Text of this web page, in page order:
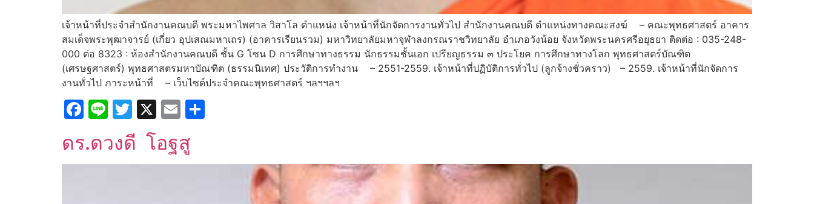
เจ้าหน้าที่ประจำสำนักงานคณบดี พระมหาไพศาล วิสาโล ตำแหน่ง เจ้าหน้าที่นักจัดการงานทั่วไป สำนักงานคณบดี ตำแหน่งทางคณะสงฆ์ – คณะพุทธศาสตร์ อาคาร
สมเด็จพระพุฒาจารย์ (เกี่ยว อุปเสณมหาเถร) (อาคารเรียนรวม) มหาวิทยาลัยมหาจุฬาลงกรณราชวิทยาลัย อำเภอวังน้อย จังหวัดพระนครศรีอยุธยา ติดต่อ : 035-248-
000 ต่อ 8323 : ห้องสำนักงานคณบดี ชั้น G โซน D การศึกษาทางธรรม นักธรรมชั้นเอก เปรียญธรรม ๓ ประโยค การศึกษาทางโลก พุทธศาสตร์บัณฑิต
(เศรษฐศาสตร์) พุทธศาสตรมหาบัณฑิต (ธรรมนิเทศ) ประวัติการทำงาน – 2551-2559. เจ้าหน้าที่ปฏิบัติการทั่วไป (ลูกจ้างชั่วคราว) – 2559. เจ้าหน้าที่นักจัดการ
งานทั่วไป ภาระหน้าที่ – เว็บไซด์ประจำคณะพุทธศาสตร์ ฯลฯฯลฯ
Facebook
LineTwitter
X Email
ดร.ดวงดี โอฐสู